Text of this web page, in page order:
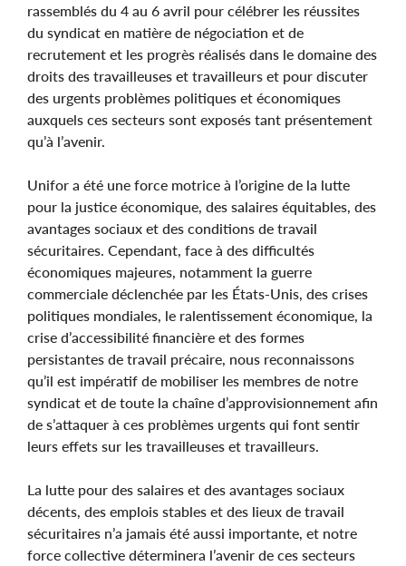
rassemblés du 4 au 6 avril pour célébrer les réussites
du syndicat en matière de négociation et de
recrutement et les progrès réalisés dans le domaine des
droits des travailleuses et travailleurs et pour discuter
des urgents problèmes politiques et économiques
auxquels ces secteurs sont exposés tant présentement
qu’à l’avenir.
Unifor a été une force motrice à l’origine de la lutte
pour la justice économique, des salaires équitables, des
avantages sociaux et des conditions de travail
sécuritaires. Cependant, face à des difficultés
économiques majeures, notamment la guerre
commerciale déclenchée par les États-Unis, des crises
politiques mondiales, le ralentissement économique, la
crise d’accessibilité financière et des formes
persistantes de travail précaire, nous reconnaissons
qu’il est impératif de mobiliser les membres de notre
syndicat et de toute la chaîne d’approvisionnement afin
de s’attaquer à ces problèmes urgents qui font sentir
leurs effets sur les travailleuses et travailleurs.
La lutte pour des salaires et des avantages sociaux
décents, des emplois stables et des lieux de travail
sécuritaires n’a jamais été aussi importante, et notre
force collective déterminera l’avenir de ces secteurs